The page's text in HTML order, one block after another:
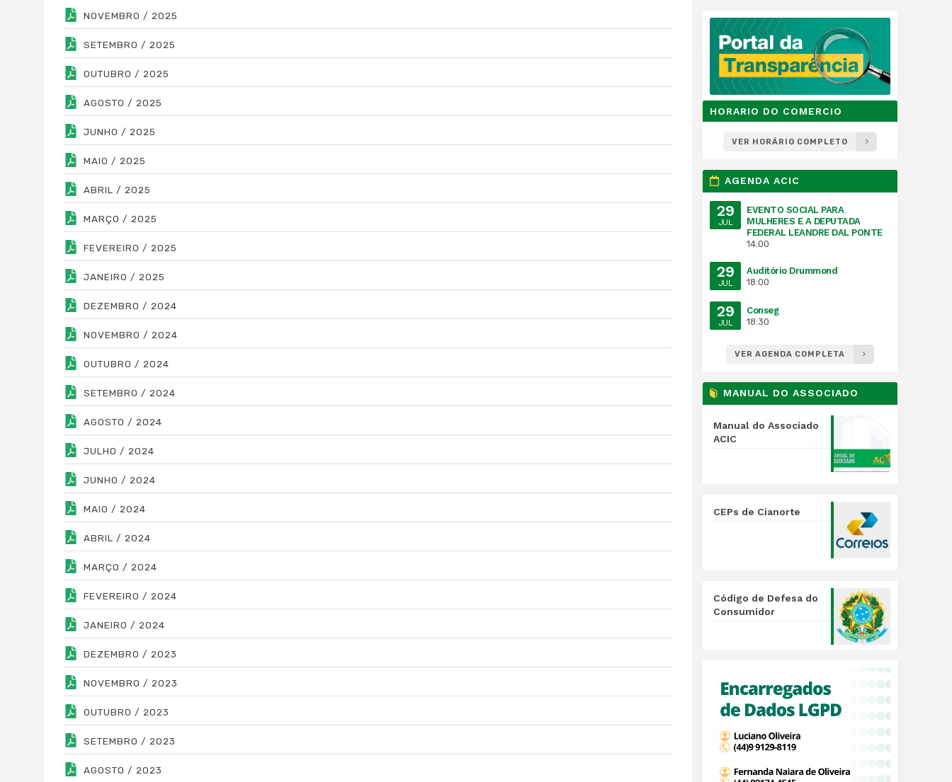
NOVEMBRO / 2025
SETEMBRO / 2025
OUTUBRO / 2025
AGOSTO / 2025
JUNHO / 2025
MAIO / 2025
ABRIL / 2025
MARÇO / 2025
FEVEREIRO / 2025
JANEIRO / 2025
DEZEMBRO / 2024
NOVEMBRO / 2024
OUTUBRO / 2024
SETEMBRO / 2024
AGOSTO / 2024
JULHO / 2024
JUNHO / 2024
MAIO / 2024
ABRIL / 2024
MARÇO / 2024
FEVEREIRO / 2024
JANEIRO / 2024
DEZEMBRO / 2023
NOVEMBRO / 2023
OUTUBRO / 2023
SETEMBRO / 2023
AGOSTO / 2023
HORARIO DO COMERCIO
VER HORÁRIO COMPLETO
AGENDA ACIC
29
JUL
EVENTO SOCIAL PARA
MULHERES E A DEPUTADA
FEDERAL LEANDRE DAL PONTE
14:00
29
JUL
Auditório Drummond
18:00
29
JUL
Conseg
18:30
VER AGENDA COMPLETA
MANUAL DO ASSOCIADO
Manual do Associado
ACIC
CEPs de Cianorte
Código de Defesa do
Consumidor